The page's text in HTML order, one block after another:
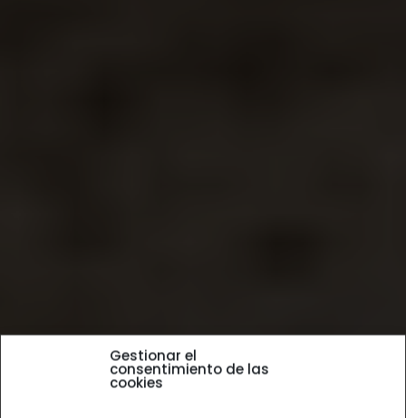
Gestionar el
consentimiento de las
cookies